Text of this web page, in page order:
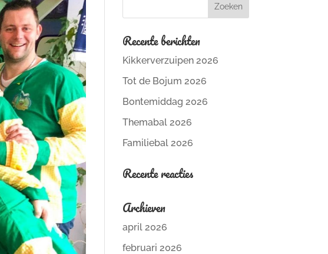
Recente berichten
Kikkerverzuipen 2026
Tot de Bojum 2026
Bontemiddag 2026
Themabal 2026
Familiebal 2026
Recente reacties
Archieven
april 2026
februari 2026